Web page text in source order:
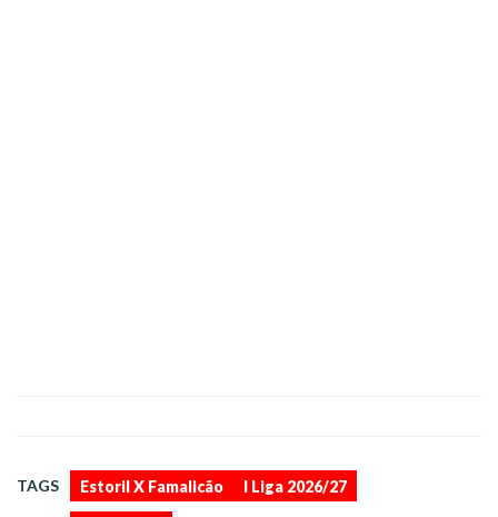
TAGS Estoril X Famalicão I Liga 2026/27